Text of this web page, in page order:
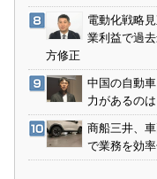
電動化戦略
業利益で過
方修正
中国の自動
力があるの
商船三井、
で業務を効